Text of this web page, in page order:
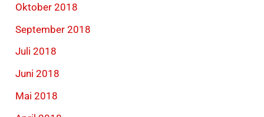
Oktober 2018
September 2018
Juli 2018
Juni 2018
Mai 2018